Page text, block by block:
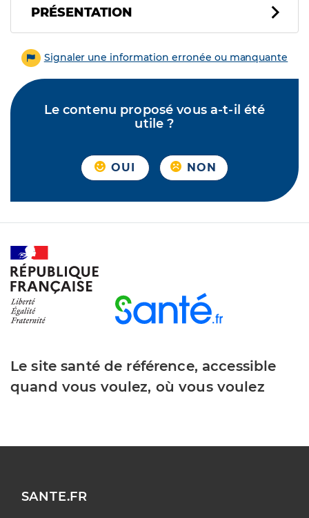
PRÉSENTATION
Signaler une information erronée ou manquante
Le contenu proposé vous a-t-il été
utile ?
OUI NON
Le site santé de référence, accessible
quand vous voulez, où vous voulez
SANTE.FR